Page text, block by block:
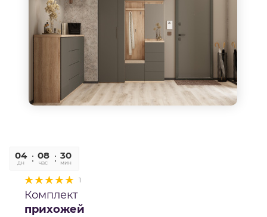
04
дн
08
час
30
мин
1
Комплект
прихожей